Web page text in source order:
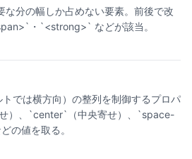
な分の幅しか占めない要素。前後で改
・`<strong>` などが該当。
では横方向）の整列を制御するプロパ
）、`center`（中央寄せ）、`space-
の値を取る。